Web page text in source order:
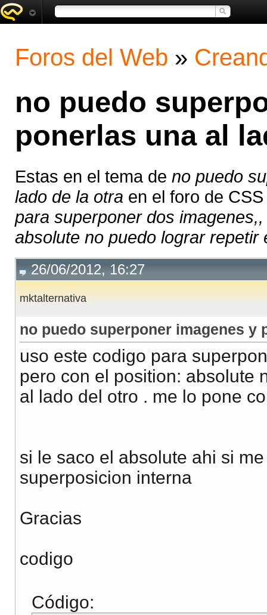
Foros del Web »
no puedo
ponerlas una al
Estas en el tema de no puedo
lado de la otra en el foro de
para superponer dos
absolute no puedo lograr repetir
26/06/2012, 16:27
mktalternativa
no puedo superponer imagenes y
uso este codigo para
pero con el position: absolute
al lado del otro . me lo pone
si le saco el absolute ahi si
superposicion interna
Gracias
codigo
Código: